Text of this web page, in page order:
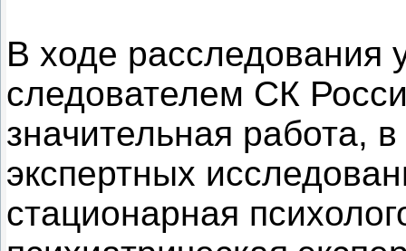
В ходе расследования
следователем СК
значительная работа,
экспертных
стационарная